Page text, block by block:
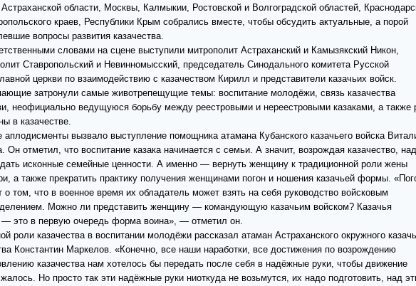
Астраханской области, Москвы, Калмыкии, Ростовской и Волгоградской областей,
краев, Республики Крым собрались вместе, чтобы обсудить актуальные, а порой
вопросы развития казачества.
словами на сцене выступили митрополит Астраханский и Камызякский Никон,
Ставропольский и Невинномысский, председатель Синодального комитета Русской
церкви по взаимодействию с казачеством Кирилл и представители казачьих войск.
затронули самые животрепещущие темы: воспитание молодёжи, связь казачества
неофициально ведущуюся борьбу между реестровыми и нереестровыми казаками, а также
в казачестве.
аплодисменты вызвало выступление помощника атамана Кубанского казачьего войска
Он отметил, что воспитание казака начинается с семьи. А значит, возрождая казачество,
исконные семейные ценности. А именно — вернуть женщину к традиционной роли жены
а также прекратить практику получения женщинами погон и ношения казачьей формы.
о том, что в военное время их обладатель может взять на себя руководство войсковым
Можно ли представить женщину — командующую казачьим войском? Казачья
это в первую очередь форма воина», — отметил он.
роли казачества в воспитании молодёжи рассказал атаман Астраханского окружного
Константин Маркелов. «Конечно, все наши наработки, все достижения по возрождению
казачества нам хотелось бы передать после себя в надёжные руки, чтобы движение
Но просто так эти надёжные руки ниоткуда не возьмутся, их надо подготовить, над